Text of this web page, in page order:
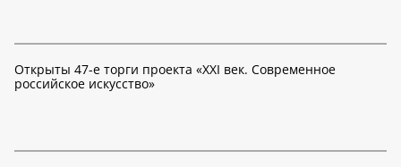
Открыты 47-е торги проекта «XXI век. Современное
российское искусство»